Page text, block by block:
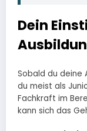
Dein
Sobald du deine
du meist als
Fachkraft im
kann sich das